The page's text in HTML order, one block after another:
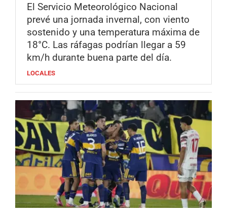
El Servicio Meteorológico Nacional
prevé una jornada invernal, con viento
sostenido y una temperatura máxima de
18°C. Las ráfagas podrían llegar a 59
km/h durante buena parte del día.
LOCALES